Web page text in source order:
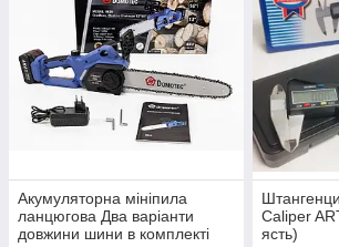
Акумуляторна мініпила
ланцюгова Два варіанти
довжини шини в комплекті
Caliper
ясть)